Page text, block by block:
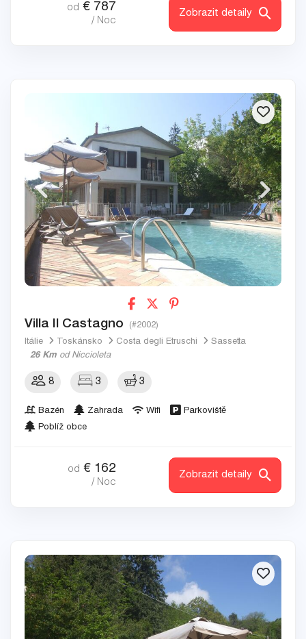
od € 787
/ Noc
Zobrazit detaily
Villa Il Castagno (#2002)
Itálie Toskánsko Costa degli Etruschi
Sassetta
26 Km od Niccioleta
8 3 3
Bazén Zahrada Wifi
Parkoviště
Poblíž obce
od € 162
/ Noc
Zobrazit detaily